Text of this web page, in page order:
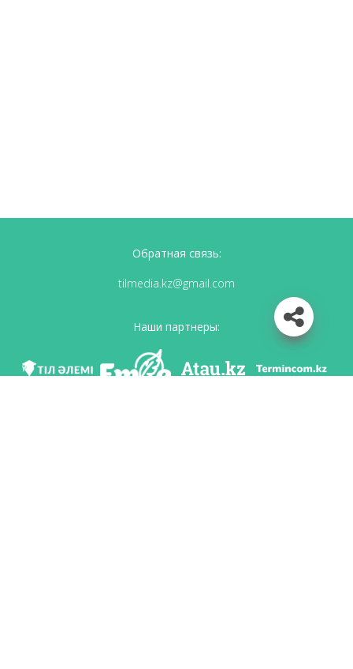
Обратная связь:
tilmedia.kz@gmail.com
Наши партнеры: